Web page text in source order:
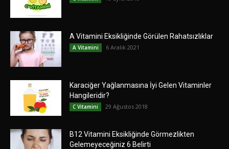
A Vitamini Eksikliğinde Görülen Rahatsızlıklar
A Vitamini 6 Aralık 2021
Karaciğer Yağlanmasına İyi Gelen Vitaminler
Hangileridir?
C Vitamini 29 Ağustos 2018
B12 Vitamini Eksikliğinde Görmezlikten
Gelemeyeceğiniz 6 Belirti